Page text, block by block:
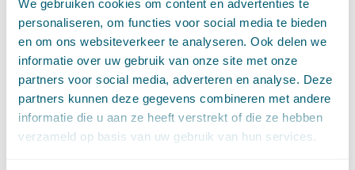
We gebruiken cookies om content en advertenties te
personaliseren, om functies voor social media te bieden
en om ons websiteverkeer te analyseren. Ook delen we
informatie over uw gebruik van onze site met onze
partners voor social media, adverteren en analyse. Deze
partners kunnen deze gegevens combineren met andere
informatie die u aan ze heeft verstrekt of die ze hebben
verzameld op basis van uw gebruik van hun services.
juni (16)
mei (11)
april (13)
maart (16)
februari (19)
januari (15)
►
2021 (123)
december (15)
november (9)
oktober (13)
september (4)